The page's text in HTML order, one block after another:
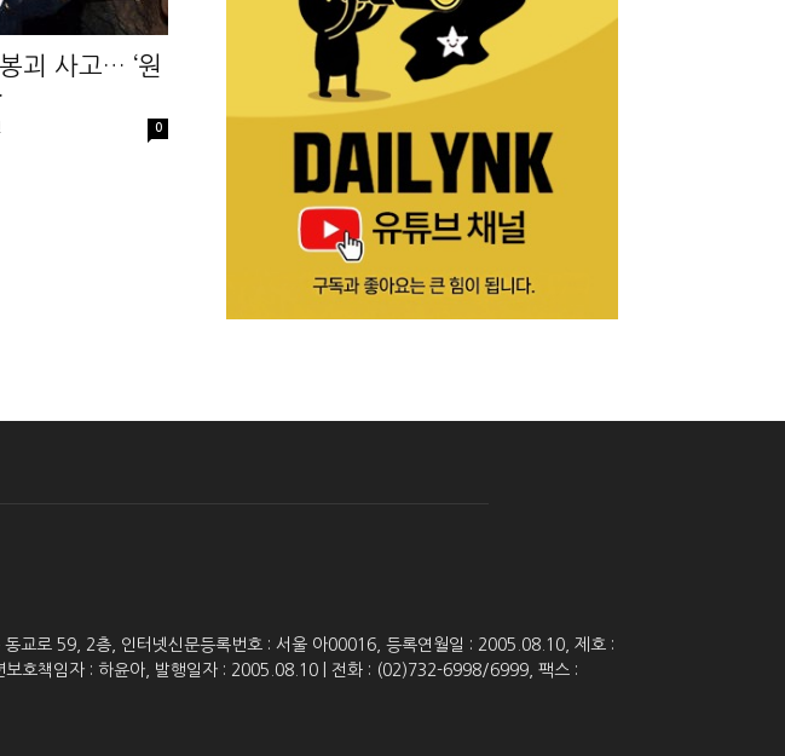
괴 사고… ‘원
0
교로 59, 2층, 인터넷신문등록번호 : 서울 아00016, 등록연월일 : 2005.08.10, 제호 :
보호책임자 : 하윤아, 발행일자 : 2005.08.10 | 전화 : (02)732-6998/6999, 팩스 :